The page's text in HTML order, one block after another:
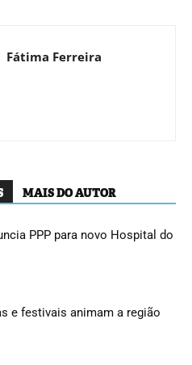
Fátima Ferreira
MAIS DO AUTOR
PPP para novo Hospital do
e festivais animam a região